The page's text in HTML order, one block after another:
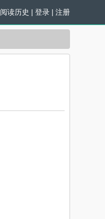
阅读历史 | 登录 | 注册